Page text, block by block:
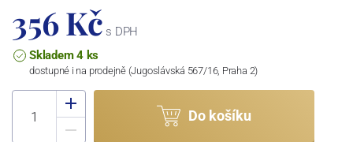
356 Kč s DPH
Skladem 4 ks
dostupné i na prodejně (Jugoslávská 567/16, Praha 2)
Do košíku